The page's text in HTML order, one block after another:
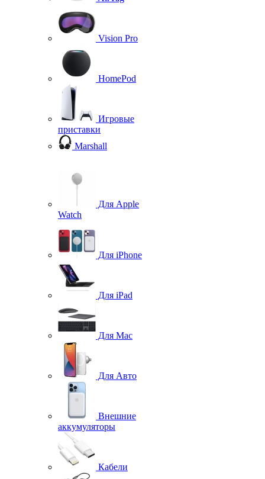
Vision Pro
HomePod
Игровые
приставки
Marshall
Для Apple
Watch
Для iPhone
Для iPad
Для Mac
Для Авто
Внешние
аккумуляторы
Кабели